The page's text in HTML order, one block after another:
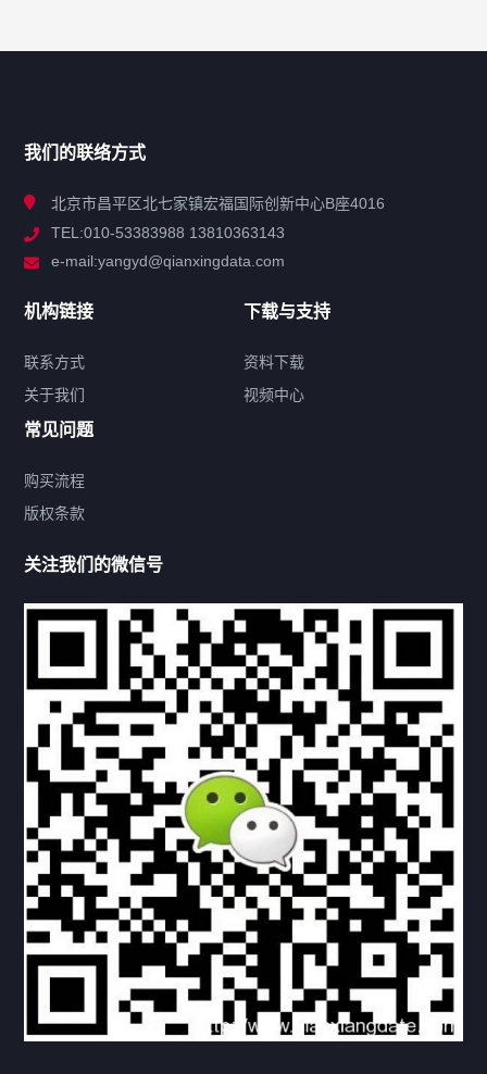
解决方案
联系方式
热门标签
机构链接
联系方式 关于我们
下载与支持
资料下载 视频中心
常见问题
购买流程 版权条款
北京乾行捷通荣获阿里巴巴国际站多项年度荣誉，持续引
领ICT与AI行业发展
2025/12/22 530 新闻中心 信创服务器国产服务器
我们的联络方式
北京市昌平区北七家镇宏福国际创新中心B座4016
TEL:010-53383988 13810363143
e-mail:yangyd@qianxingdata.com
机构链接
联系方式
关于我们
下载与支持
资料下载
视频中心
常见问题
购买流程
版权条款
关注我们的微信号